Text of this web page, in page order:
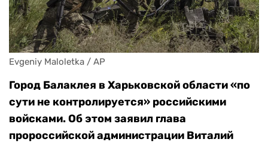
Evgeniy Maloletka / AP
Город Балаклея в Харьковской области «по
сути не контролируется» российскими
войсками. Об этом заявил глава
пророссийской администрации Виталий